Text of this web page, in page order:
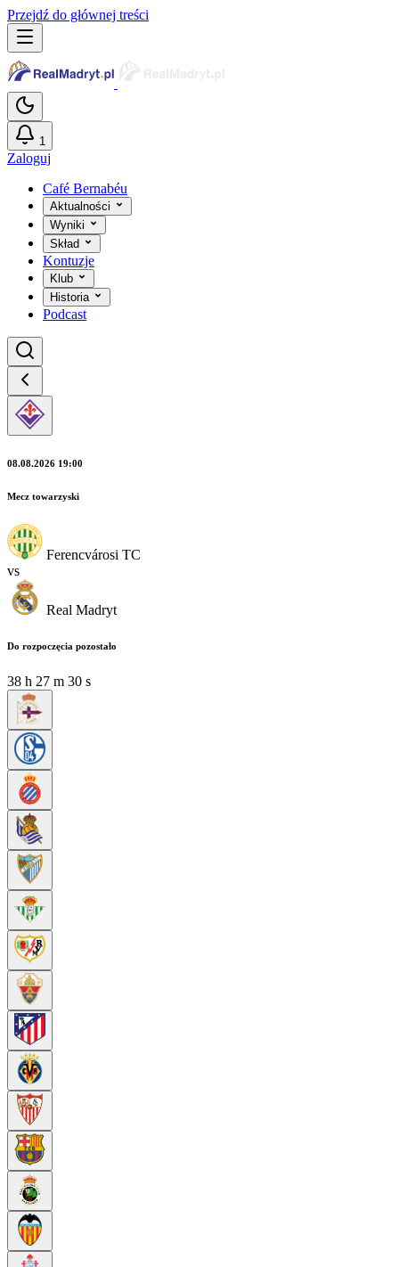
Przejdź do głównej treści
1
Zaloguj
Café Bernabéu
Aktualności
Wyniki
Skład
Kontuzje
Klub
Historia
Podcast
08.08.2026 19:00
Mecz towarzyski
Ferencvárosi TC
vs
Real Madryt
Do rozpoczęcia pozostało
38 h 27 m 29 s